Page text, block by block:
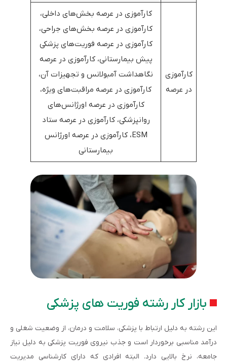
کارآموزی
در عرصه
کارآموزی در عرصه بخش‌های داخلی،
کارآموزی در عرصه بخش‌های جراحی،
کارآموزی در عرصه فوریت‌های پزشکی
پیش بیمارستانی، کارآموزی در عرصه
نگاهداشت آمبولانس و تجهیزات آن،
کارآموزی در عرصه مراقبت‌های ویژه،
کارآموزی در عرصه اورژانس‌های
روانپزشکی، کارآموزی در عرصه ستاد
ESM، کارآموزی در عرصه اورژانس
بیمارستانی
بازار کار رشته فوریت های پزشکی
این رشته به دلیل ارتباط با پزشکی، سلامت و درمان، از وضعیت شغلی و
درآمد مناسبی برخوردار است و جذب نیروی فوریت پزشکی به دلیل نیاز
جامعه، نرخ بالایی دارد. البته افرادی که دارای کارشناسی مدیریت